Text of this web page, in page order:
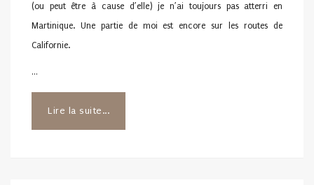
(ou peut être à cause d’elle) je n’ai toujours pas atterri en
Martinique. Une partie de moi est encore sur les routes de
Californie.
…
Lire la suite...